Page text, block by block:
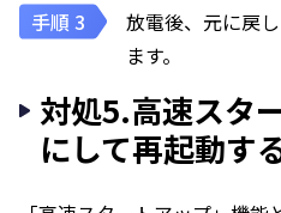
放電後、元に戻
ます。
対処5.高速スタ
にして再起動す